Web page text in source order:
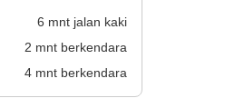
6 mnt jalan kaki
2 mnt berkendara
4mnt berkendara